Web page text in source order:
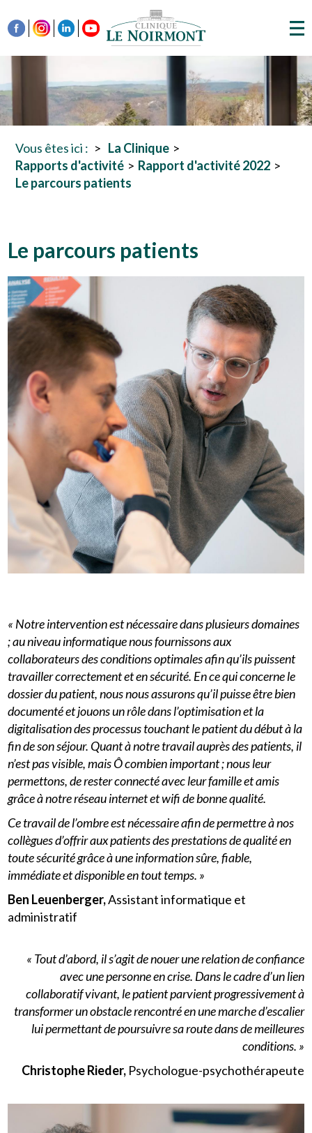
Vous êtes ici :
La Clinique
Rapports d'activité
Rapport d'activité 2022
Le parcours patients
Le parcours patients
« Notre intervention est nécessaire dans plusieurs domaines
; au niveau informatique nous fournissons aux
collaborateurs des conditions optimales afin qu’ils puissent
travailler correctement et en sécurité. En ce qui concerne le
dossier du patient, nous nous assurons qu’il puisse être bien
documenté et jouons un rôle dans l’optimisation et la
digitalisation des processus touchant le patient du début à la
fin de son séjour. Quant à notre travail auprès des patients, il
n’est pas visible, mais Ô combien important ; nous leur
permettons, de rester connecté avec leur famille et amis
grâce à notre réseau internet et wifi de bonne qualité.
Ce travail de l’ombre est nécessaire afin de permettre à nos
collègues d’offrir aux patients des prestations de qualité en
toute sécurité grâce à une information sûre, fiable,
immédiate et disponible en tout temps. »
Ben Leuenberger,Assistant informatique et
administratif
« Tout d’abord, il s’agit de nouer une relation de confiance
avec une personne en crise. Dans le cadre d’un lien
collaboratif vivant, le patient parvient progressivement à
transformer un obstacle rencontré en une marche d’escalier
lui permettant de poursuivre sa route dans de meilleures
conditions. »
Christophe Rieder, Psychologue-psychothérapeute